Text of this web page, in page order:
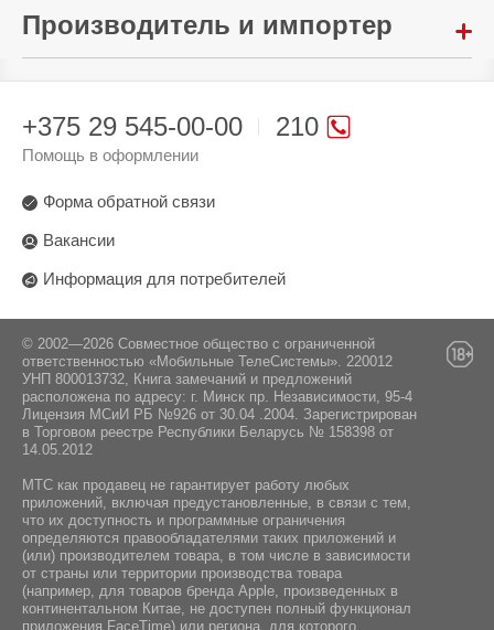
Комплектация:
Инструкция / Комбинированная насадка /
Подсветка:
Фильтры HEPA
Вес устройства:
4900 г
Питание:
до 80 минут
Wi-Fi:
Нeт
Производитель и импортер
Произведено в стране:
Производитель:
Ко. ЛТД. Китай, Помещение 1802, Строение Д1,
Наньшан Жиуяан, № 1001 Ксеяан Авеню,
Чангуан Комьюнити, Таояан Стрит, Наньшан
ООО "ЭлкоТелеком", Минск, Логойский тракт
22аБ 41-2.
210
+375 29 545-00-00
Помощь в оформлении
Форма обратной связи
Вакансии
Информация для потребителей
© 2002—2026 Совместное общество с ограниченной
ответственностью «Мобильные ТелеСистемы». 220012
УНП 800013732, Книга замечаний и предложений
расположена по адресу: г. Минск пр. Независимости, 95-4
Лицензия МСиИ РБ №926 от 30.04 .2004. Зарегистрирован
в Торговом реестре Республики Беларусь № 158398 от
14.05.2012
МТС как продавец не гарантирует работу любых
приложений, включая предустановленные, в связи с тем,
что их доступность и программные ограничения
определяются правообладателями таких приложений и
(или) производителем товара, в том числе в зависимости
от страны или территории производства товара
(например, для товаров бренда Apple, произведенных в
континентальном Китае, не доступен полный функционал
приложения FaceTime) или региона, для которого